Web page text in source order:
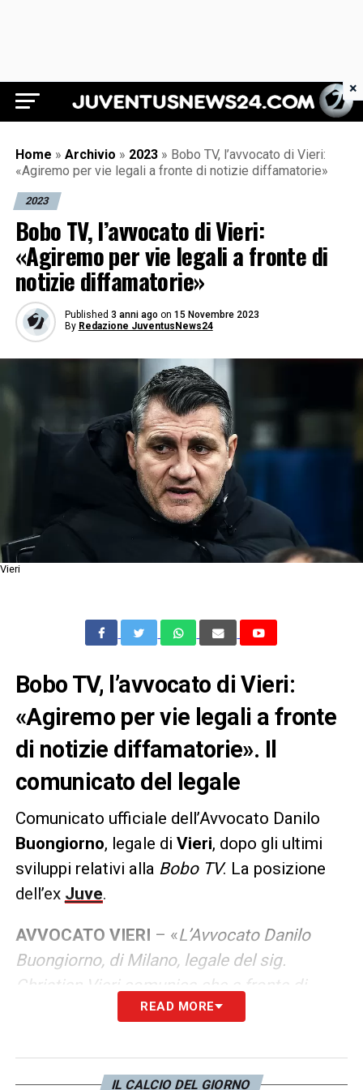
Juventus News 24
Home » Archivio » 2023 » Bobo TV, l’avvocato di Vieri:
«Agiremo per vie legali a fronte di notizie diffamatorie»
2023
Bobo TV, l’avvocato di Vieri:
«Agiremo per vie legali a fronte di
notizie diffamatorie»
Published 3 anni ago on 15 Novembre 2023
By Redazione JuventusNews24
Vieri
Bobo TV, l’avvocato di Vieri:
«Agiremo per vie legali a fronte
di notizie diffamatorie». Il
comunicato del legale
Comunicato ufficiale dell’Avvocato Danilo
Buongiorno, legale di Vieri, dopo gli ultimi
sviluppi relativi alla Bobo TV. La posizione
dell’ex Juve.
AVVOCATO VIERI – «L’Avvocato Danilo
Buongiorno, di Milano, legale del sig.
Christian Vieri comunica che a fronte di
notizie, articoli e comunicazioni varie svolte
testate web, blog e da singoli privati
(connessi con i recenti fatti della BOBO TV)
READ MORE
IL CALCIO DEL GIORNO
×